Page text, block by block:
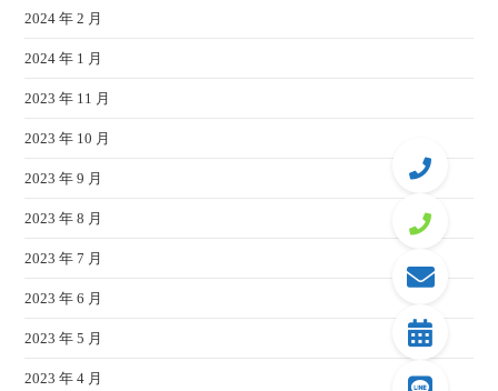
2024 年 2 月
2024 年 1 月
2023 年 11 月
2023 年 10 月
2023 年 9 月
2023 年 8 月
2023 年 7 月
2023 年 6 月
2023 年 5 月
2023 年 4 月